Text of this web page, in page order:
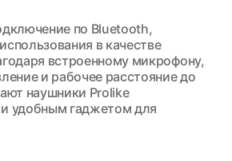
по Bluetooth,
в качестве
встроенному микрофону,
и рабочее расстояние до
наушники Prolike
удобным гаджетом для